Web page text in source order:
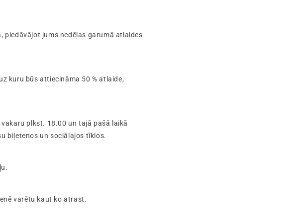
piedāvājot jums nedēļas garumā atlaides
kuru būs attiecināma 50 % atlaide,
plkst. 18.00 un tajā pašā laikā
biļetenos un sociālajos tīklos.
varētu kaut ko atrast.